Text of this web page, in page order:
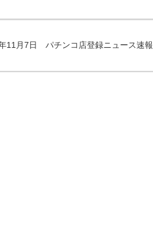
11月7日 パチンコ店登録ニュース速報